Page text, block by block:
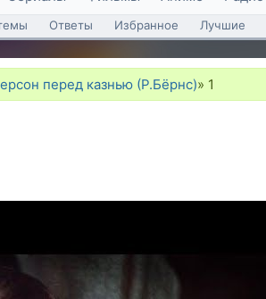
Ответы Избранное Лучшие
перед казнью (Р.Бёрнс)» 1